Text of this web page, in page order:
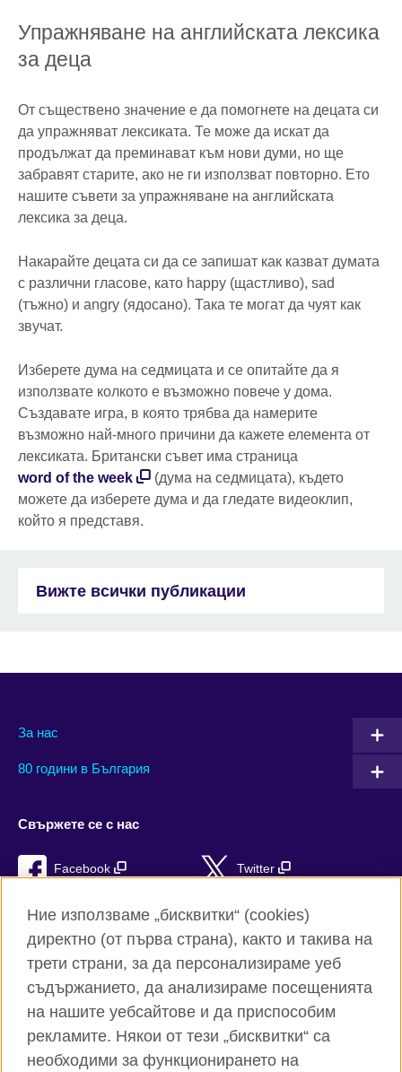
Упражняване на английската лексика
за деца
От съществено значение е да помогнете на децата си
да упражняват лексиката. Те може да искат да
продължат да преминават към нови думи, но ще
забравят старите, ако не ги използват повторно. Ето
нашите съвети за упражняване на английската
лексика за деца.
Накарайте децата си да се запишат как казват думата
с различни гласове, като happy (щастливо), sad
(тъжно) и angry (ядосано). Така те могат да чуят как
звучат.
Изберете дума на седмицата и се опитайте да я
използвате колкото е възможно повече у дома.
Създавате игра, в която трябва да намерите
възможно най-много причини да кажете елемента от
лексиката. Британски съвет има страница
word of the week
(дума на седмицата), където
можете да изберете дума и да гледате видеоклип,
който я представя.
Вижте всички публикации
За нас
80 години в България
Свържете се с нас
Facebook Twitter
YouTube
TikTok RSS
Глобален уебсайт на Британски съвет
Поверителност и условия за ползване
Ние използваме „бисквитки“ (cookies)
директно (от първа страна), както и такива на
трети страни, за да персонализираме уеб
съдържанието, да анализираме посещенията
на нашите уебсайтове и да приспособим
рекламите. Някои от тези „бисквитки“ са
необходими за функционирането на